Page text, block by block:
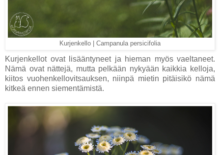
Kurjenkello | Campanula persicifolia
Kurjenkellot ovat lisääntyneet ja hieman myös vaeltaneet.
Nämä ovat nättejä, mutta pelkään nykyään kaikkia kelloja,
kiitos vuohenkellovitsauksen, niinpä mietin pitäisikö nämä
kitkeä ennen siementämistä.